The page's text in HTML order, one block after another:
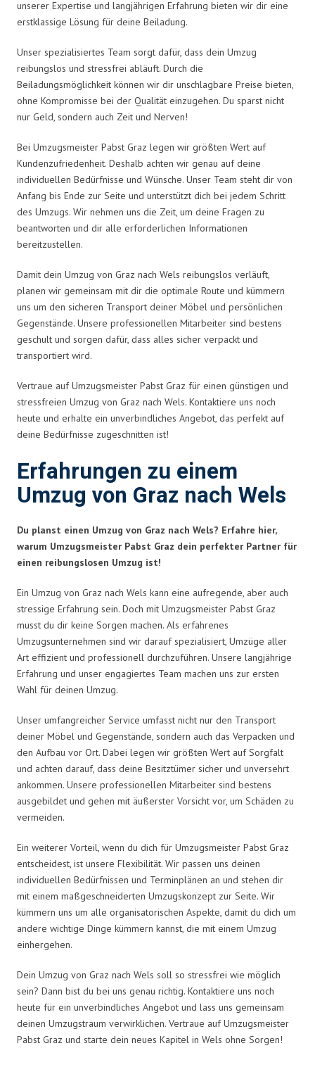
unserer Expertise und langjährigen Erfahrung bieten wir dir eine
erstklassige Lösung für deine Beiladung.
Unser spezialisiertes Team sorgt dafür, dass dein Umzug
reibungslos und stressfrei abläuft. Durch die
Beiladungsmöglichkeit können wir dir unschlagbare Preise bieten,
ohne Kompromisse bei der Qualität einzugehen. Du sparst nicht
nur Geld, sondern auch Zeit und Nerven!
Bei Umzugsmeister Pabst Graz legen wir größten Wert auf
Kundenzufriedenheit. Deshalb achten wir genau auf deine
individuellen Bedürfnisse und Wünsche. Unser Team steht dir von
Anfang bis Ende zur Seite und unterstützt dich bei jedem Schritt
des Umzugs. Wir nehmen uns die Zeit, um deine Fragen zu
beantworten und dir alle erforderlichen Informationen
bereitzustellen.
Damit dein Umzug von Graz nach Wels reibungslos verläuft,
planen wir gemeinsam mit dir die optimale Route und kümmern
uns um den sicheren Transport deiner Möbel und persönlichen
Gegenstände. Unsere professionellen Mitarbeiter sind bestens
geschult und sorgen dafür, dass alles sicher verpackt und
transportiert wird.
Vertraue auf Umzugsmeister Pabst Graz für einen günstigen und
stressfreien Umzug von Graz nach Wels. Kontaktiere uns noch
heute und erhalte ein unverbindliches Angebot, das perfekt auf
deine Bedürfnisse zugeschnitten ist!
Erfahrungen zu einem
Umzug von Graz nach Wels
Du planst einen Umzug von Graz nach Wels? Erfahre hier,
warum Umzugsmeister Pabst Graz dein perfekter Partner für
einen reibungslosen Umzug ist!
Ein Umzug von Graz nach Wels kann eine aufregende, aber auch
stressige Erfahrung sein. Doch mit Umzugsmeister Pabst Graz
musst du dir keine Sorgen machen. Als erfahrenes
Umzugsunternehmen sind wir darauf spezialisiert, Umzüge aller
Art effizient und professionell durchzuführen. Unsere langjährige
Erfahrung und unser engagiertes Team machen uns zur ersten
Wahl für deinen Umzug.
Unser umfangreicher Service umfasst nicht nur den Transport
deiner Möbel und Gegenstände, sondern auch das Verpacken und
den Aufbau vor Ort. Dabei legen wir größten Wert auf Sorgfalt
und achten darauf, dass deine Besitztümer sicher und unversehrt
ankommen. Unsere professionellen Mitarbeiter sind bestens
ausgebildet und gehen mit äußerster Vorsicht vor, um Schäden zu
vermeiden.
Ein weiterer Vorteil, wenn du dich für Umzugsmeister Pabst Graz
entscheidest, ist unsere Flexibilität. Wir passen uns deinen
individuellen Bedürfnissen und Terminplänen an und stehen dir
mit einem maßgeschneiderten Umzugskonzept zur Seite. Wir
kümmern uns um alle organisatorischen Aspekte, damit du dich um
andere wichtige Dinge kümmern kannst, die mit einem Umzug
einhergehen.
Dein Umzug von Graz nach Wels soll so stressfrei wie möglich
sein? Dann bist du bei uns genau richtig. Kontaktiere uns noch
heute für ein unverbindliches Angebot und lass uns gemeinsam
deinen Umzugstraum verwirklichen. Vertraue auf Umzugsmeister
Pabst Graz und starte dein neues Kapitel in Wels ohne Sorgen!